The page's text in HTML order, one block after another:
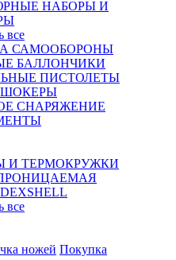
НАБОРЫ И
все
САМООБОРОНЫ
БАЛЛОНЧИКИ
ПИСТОЛЕТЫ
СНАРЯЖЕНИЕ
И ТЕРМОКРУЖКИ
все
ножей Покупка